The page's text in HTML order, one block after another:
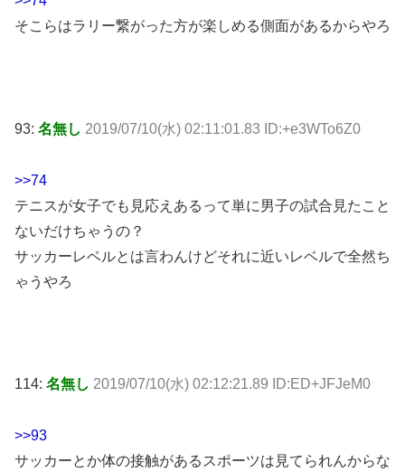
そこらはラリー繋がった方が楽しめる側面があるからやろ
93: 名無し 2019/07/10(水) 02:11:01.83 ID:+e3WTo6Z0
>>74
テニスが女子でも見応えあるって単に男子の試合見たこと
ないだけちゃうの？
サッカーレベルとは言わんけどそれに近いレベルで全然ち
ゃうやろ
114: 名無し 2019/07/10(水) 02:12:21.89 ID:ED+JFJeM0
>>93
サッカーとか体の接触があるスポーツは見てられんからな